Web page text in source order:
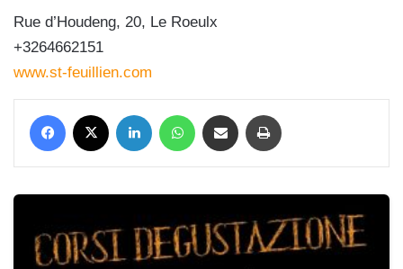
Rue d’Houdeng, 20, Le Roeulx
+3264662151
www.st-feuillien.com
Facebook LinkedIn WhatsApp Condividi via mail